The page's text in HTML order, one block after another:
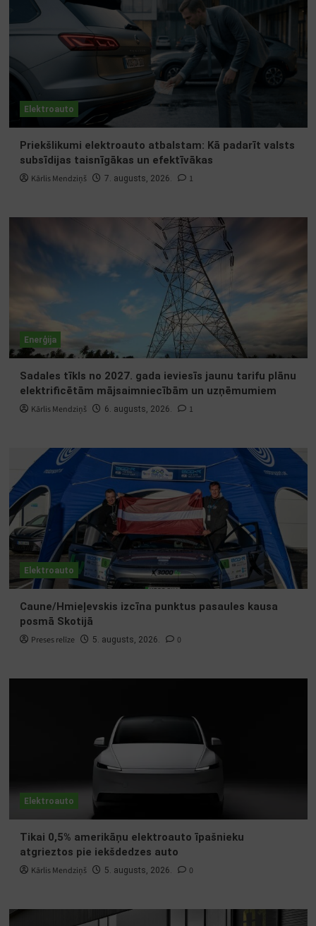
Elektroauto
Priekšlikumi elektroauto atbalstam: Kā padarīt valsts
subsīdijas taisnīgākas un efektīvākas
Kārlis Mendziņš 7. augusts, 2026. 1
Enerģija
Sadales tīkls no 2027. gada ieviesīs jaunu tarifu plānu
elektrificētām mājsaimniecībām un uzņēmumiem
Kārlis Mendziņš 6. augusts, 2026. 1
Elektroauto
Caune/Hmieļevskis izcīna punktus pasaules kausa
posmā Skotijā
Preses relīze 5. augusts, 2026. 0
Elektroauto
Tikai 0,5% amerikāņu elektroauto īpašnieku
atgrieztos pie iekšdedzes auto
Kārlis Mendziņš 5. augusts, 2026. 0